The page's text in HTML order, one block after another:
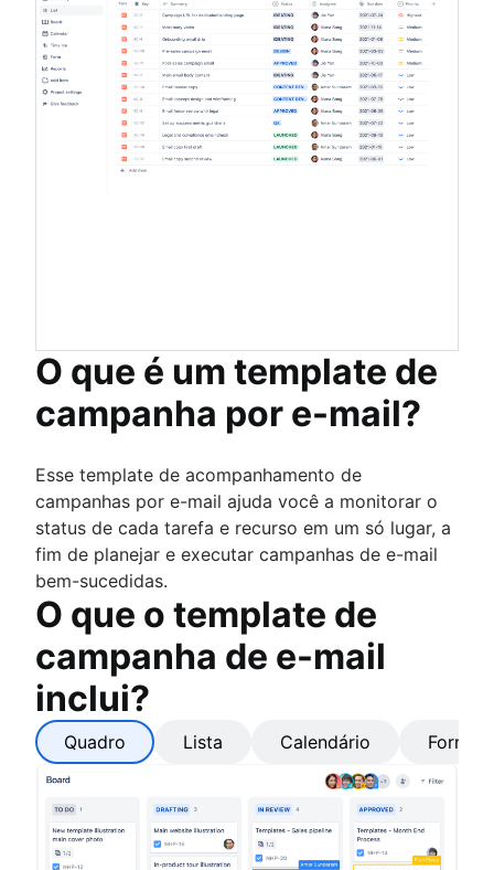
O que é um template de
campanha por e-mail?
Esse template de acompanhamento de
campanhas por e-mail ajuda você a monitorar o
status de cada tarefa e recurso em um só lugar, a
fim de planejar e executar campanhas de e-mail
bem-sucedidas.
O que o template de
campanha de e-mail
inclui?
Quadro Lista Calendário